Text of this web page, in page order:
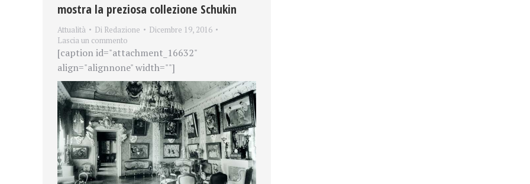
mostra la preziosa collezione Schukin
Attualità Di Redazione
Dicembre 19, 2016
Lascia un commento
[caption id="attachment_16632"
align="alignnone" width=""]